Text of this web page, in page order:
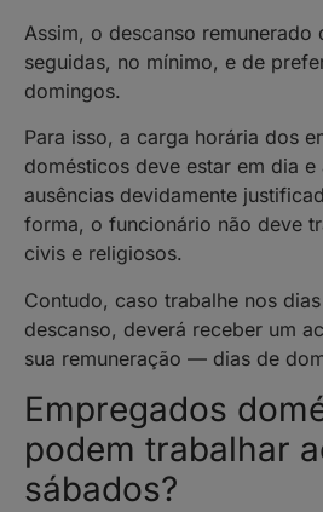
Assim, o descanso remunerado
seguidas, no mínimo, e de
domingos.
Para isso, a carga horária dos
domésticos deve estar em dia e
ausências devidamente
forma, o funcionário não deve
civis e religiosos.
Contudo, caso trabalhe nos
descanso, deverá receber um
sua remuneração — dias de
Empregados
podem trabalhar
sábados?